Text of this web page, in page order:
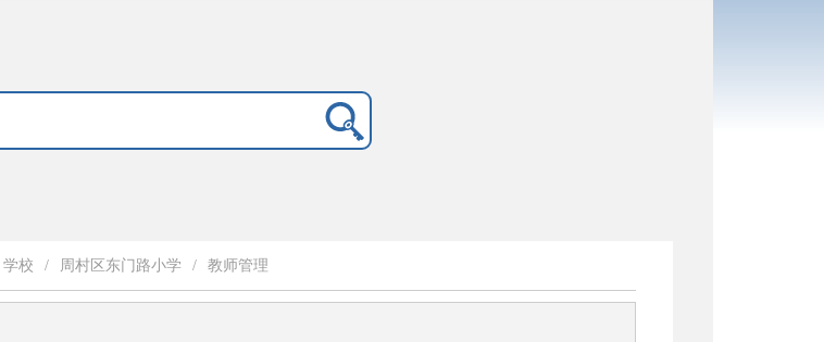
学校 / 周村区东门路小学 / 教师管理